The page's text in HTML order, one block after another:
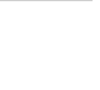
てくださいね。